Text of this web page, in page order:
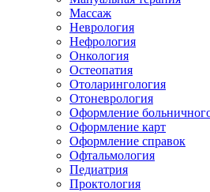
Массаж
Неврология
Нефрология
Онкология
Остеопатия
Отоларингология
Отоневрология
Оформление
Оформление карт
Оформление справок
Офтальмология
Педиатрия
Проктология